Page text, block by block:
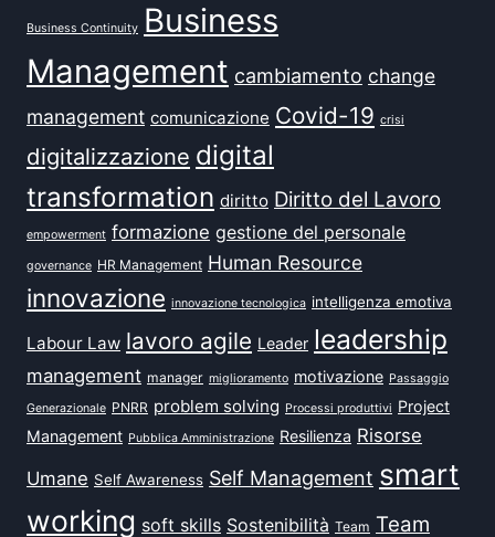
Business Continuity Business
Management cambiamento change
management comunicazione Covid-19 crisi
digitalizzazione digital
transformation diritto Diritto del Lavoro
empowerment formazione gestione del personale
governance HR Management Human Resource
innovazione innovazione tecnologica intelligenza emotiva
Labour Law lavoro agile Leader leadership
management manager miglioramento motivazione Passaggio
Generazionale PNRR problem solving Processi produttivi Project
Management Pubblica Amministrazione Resilienza Risorse
Umane Self Awareness Self Management smart
working soft skills Sostenibilità Team Team